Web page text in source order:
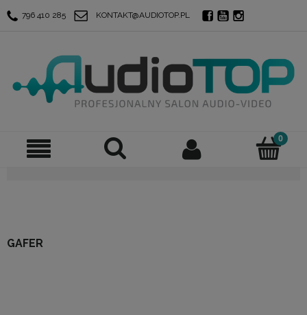
796 410 285 KONTAKT@AUDIOTOP.PL
GAFER